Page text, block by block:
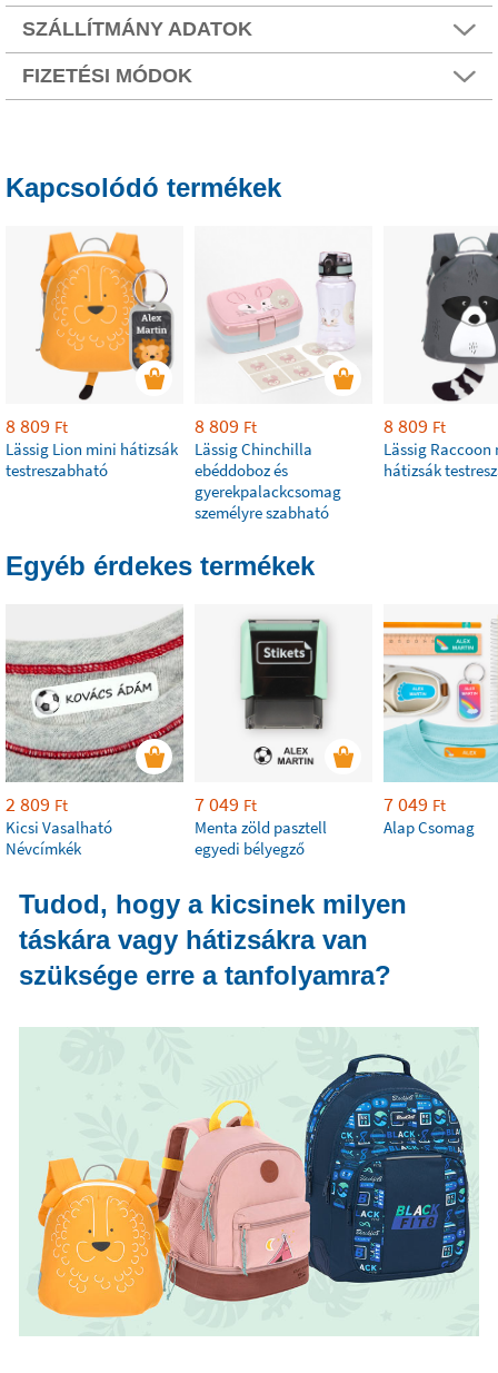
SZÁLLÍTMÁNY ADATOK
FIZETÉSI MÓDOK
Kapcsolódó termékek
8 809 Ft
Lässig Lion mini hátizsák
testreszabható
8 809 Ft
Lässig Chinchilla
ebéddoboz és
gyerekpalackcsomag
személyre szabható
8 809 Ft
Lässig Raccoon
hátizsák
Egyéb érdekes termékek
2 809 Ft
Kicsi Vasalható
Névcímkék
7 049 Ft
Menta zöld pasztell
egyedi bélyegző
7 049 Ft
Alap Csomag
Tudod, hogy a kicsinek milyen
táskára vagy hátizsákra van
szüksége erre a tanfolyamra?